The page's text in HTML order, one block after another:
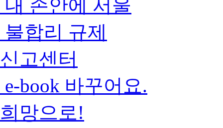
내 손안에 서울
불합리 규제
신고센터
e-book 바꾸어요.
희망으로!